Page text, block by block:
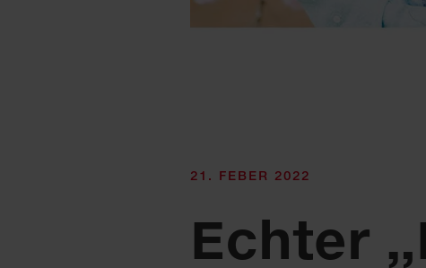
21. FEBER 2022
Echter